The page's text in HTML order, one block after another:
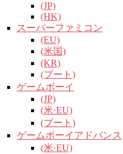
(JP)
(HK)
スーパーファミコン
(EU)
(米国)
(KR)
(ブート)
ゲームボーイ
(JP)
(米·EU)
(ブート)
ゲームボーイアドバンス
(米·EU)